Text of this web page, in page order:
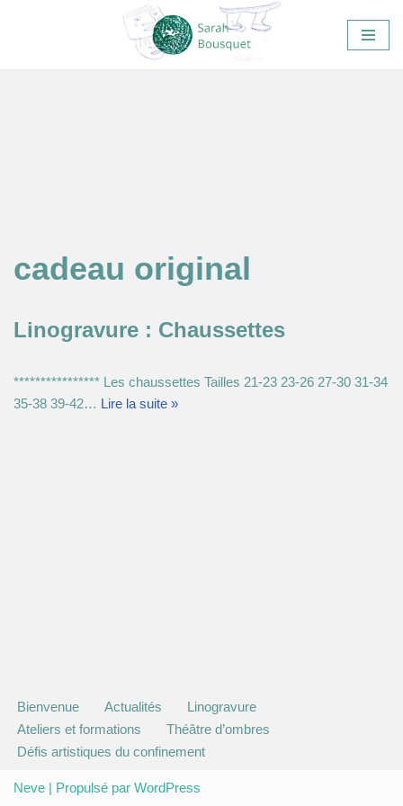
cadeau original
Linogravure : Chaussettes
**************** Les chaussettes Tailles 21-23 23-26 27-30 31-34
35-38 39-42… Lire la suite »
Bienvenue Actualités
Linogravure
Ateliers et formations
Théâtre d’ombres
Défis artistiques du confinement
Neve | Propulsé par WordPress